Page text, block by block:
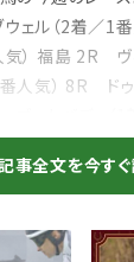
ル（2着／1
気） 福島 2R
人気） 8R ド
事全文を今す
ヴ